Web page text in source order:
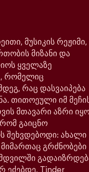
მუსიკის რეჟიმი,
მიზანი და
ყველაზე
რომელიც
რაც დასვაიპება
თითოეული იმ
მთავარი აზრი
გაიცნო
შეხვდებოდი: ახალი
გრძნობები
ეძებდე, Tinder